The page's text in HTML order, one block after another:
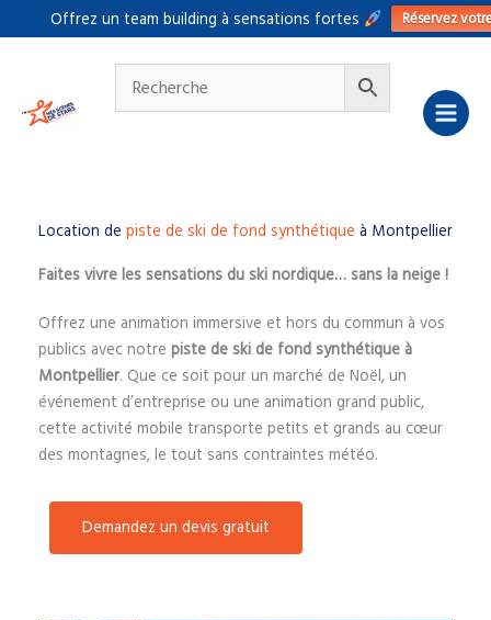
Offrez un team building à sensations fortes Réservez
au
Location de piste de ski de fond synthétique à Montpellier
Faites vivre les sensations du ski nordique… sans la neige !
Offrez une animation immersive et hors du commun à vos
publics avec notre piste de ski de fond synthétique à
Montpellier. Que ce soit pour un marché de Noël, un
événement d’entreprise ou une animation grand public,
cette activité mobile transporte petits et grands au cœur
des montagnes, le tout sans contraintes météo.
Demandez un devis gratuit